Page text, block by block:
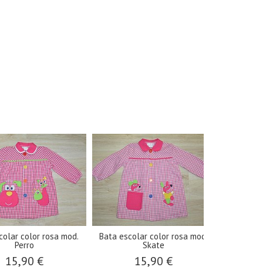
rosa mod.
€
Bata escolar color rosa mod.
15,90 €
Bata escolar